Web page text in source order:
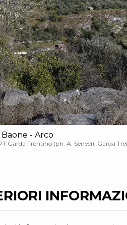
- Arco
Garda Trentino (ph. A. Seneci), Garda